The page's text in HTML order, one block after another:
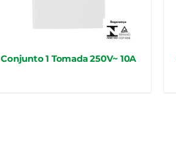
Conjunto 1 Tomada 250V~ 10A